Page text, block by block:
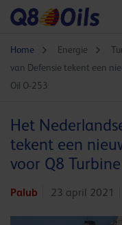
Home Energie
van Defensie tekent een
Oil O-253
Het
tekent een
voor Q8
Palub 23 april 2021